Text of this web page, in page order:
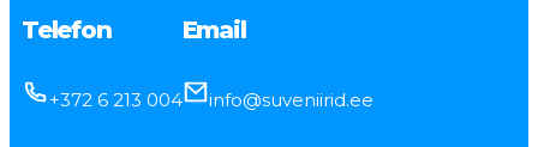
Telefon
+372 6 213 004
Email
info@suveniirid.ee